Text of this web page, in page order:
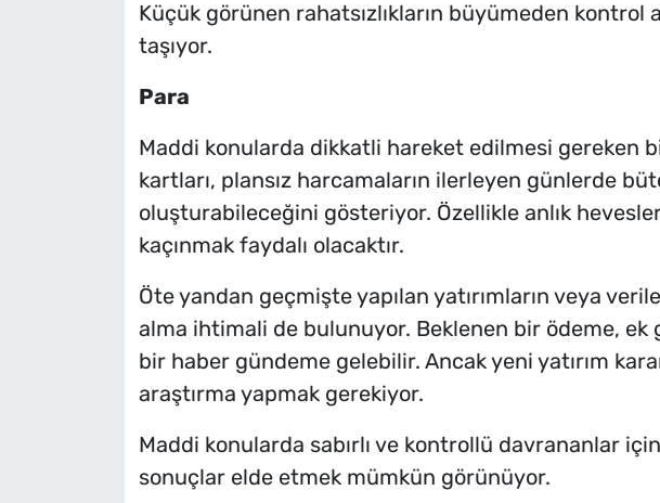
Küçük görünen rahatsızlıkların büyümeden kontrol
taşıyor.
Para
Maddi konularda dikkatli hareket edilmesi gereken
kartları, plansız harcamaların ilerleyen günlerde
oluşturabileceğini gösteriyor. Özellikle anlık
kaçınmak faydalı olacaktır.
Öte yandan geçmişte yapılan yatırımların veya
alma ihtimali de bulunuyor. Beklenen bir ödeme, ek
bir haber gündeme gelebilir. Ancak yeni yatırım
araştırma yapmak gerekiyor.
Maddi konularda sabırlı ve kontrollü davrananlar
sonuçlar elde etmek mümkün görünüyor.